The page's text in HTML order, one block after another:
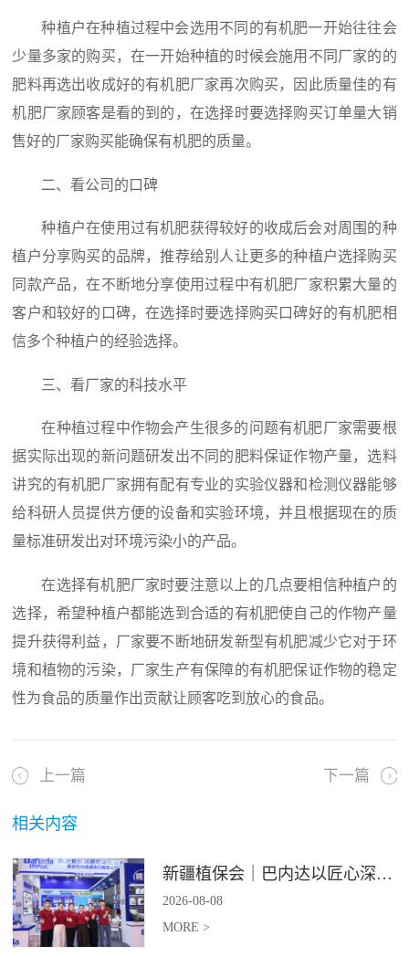
种植户在种植过程中会选用不同的有机肥一开始往往会
少量多家的购买，在一开始种植的时候会施用不同厂家的的
肥料再选出收成好的有机肥厂家再次购买，因此质量佳的有
机肥厂家顾客是看的到的，在选择时要选择购买订单量大销
售好的厂家购买能确保有机肥的质量。
二、看公司的口碑
种植户在使用过有机肥获得较好的收成后会对周围的种
植户分享购买的品牌，推荐给别人让更多的种植户选择购买
同款产品，在不断地分享使用过程中有机肥厂家积累大量的
客户和较好的口碑，在选择时要选择购买口碑好的有机肥相
信多个种植户的经验选择。
三、看厂家的科技水平
在种植过程中作物会产生很多的问题有机肥厂家需要根
据实际出现的新问题研发出不同的肥料保证作物产量，选料
讲究的有机肥厂家拥有配有专业的实验仪器和检测仪器能够
给科研人员提供方便的设备和实验环境，并且根据现在的质
量标准研发出对环境污染小的产品。
在选择有机肥厂家时要注意以上的几点要相信种植户的
选择，希望种植户都能选到合适的有机肥使自己的作物产量
提升获得利益，厂家要不断地研发新型有机肥减少它对于环
境和植物的污染，厂家生产有保障的有机肥保证作物的稳定
性为食品的质量作出贡献让顾客吃到放心的食品。
上一篇 下一篇
相关内容
新疆植保会｜巴内达以匠心深耕良田，以科创赋能农耕
2026-08-08
MORE >